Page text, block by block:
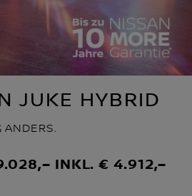
JUKE HYBRID
ANDERS.
INKL. € 4.912,–